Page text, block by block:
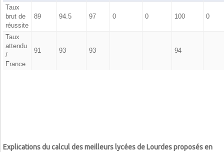
Taux
brut de
réussite
89 94.5 97 0 0 100 0
Taux
attendu
/
France
91 93 93 94
Explications du calcul des meilleurs lycées de Lourdes proposés en